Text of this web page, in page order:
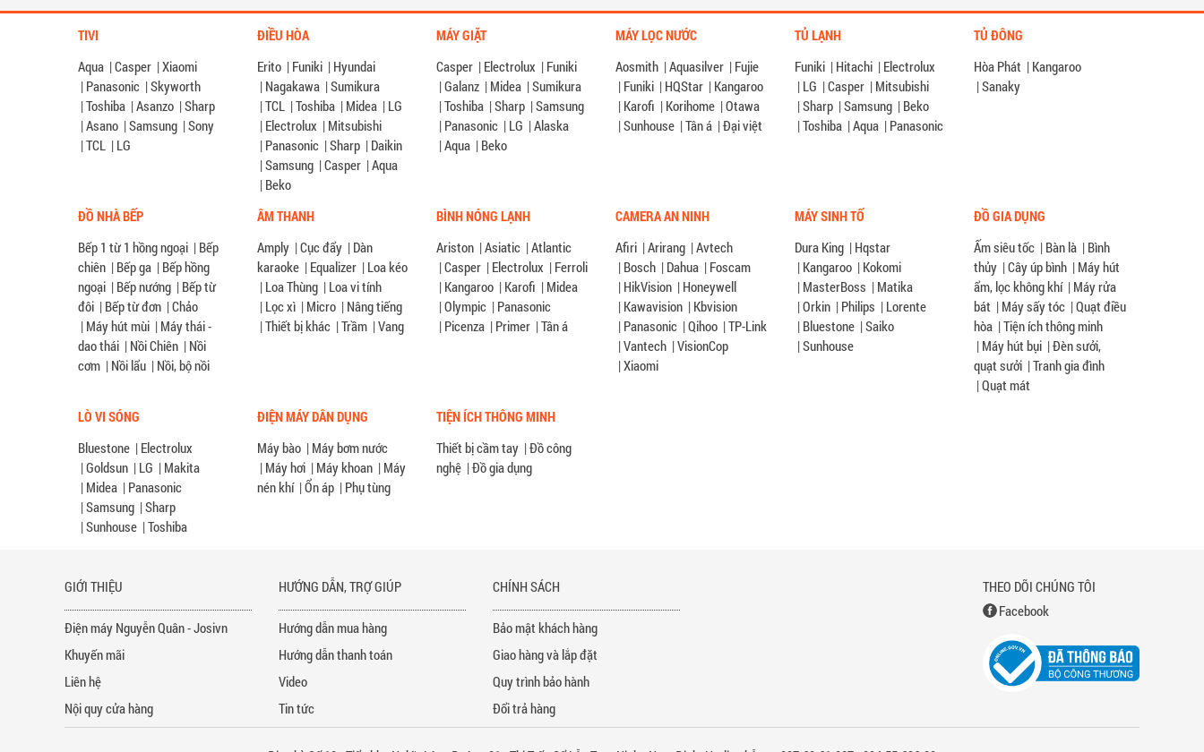
TIVI
Aqua |Casper |Xiaomi
| Panasonic |Skyworth
|Toshiba |Asanzo |Sharp
|Asano |Samsung |Sony
|TCL | LG
ĐIỀU HÒA
Erito | Funiki | Hyundai
| Nagakawa |Sumikura
|TCL |Toshiba | Midea | LG
| Electrolux | Mitsubishi
| Panasonic |Sharp | Daikin
|Samsung |Casper |Aqua
| Beko
MÁY GIẶT
Casper | Electrolux | Funiki
|Galanz | Midea |Sumikura
|Toshiba |Sharp |Samsung
| Panasonic | LG |Alaska
|Aqua | Beko
MÁY LỌC NƯỚC
Aosmith |Aquasilver | Fujie
| Funiki | HQStar | Kangaroo
| Karofi | Korihome |Otawa
|Sunhouse |Tân á |Đại việt
TỦ LẠNH
Funiki | Hitachi | Electrolux
| LG |Casper | Mitsubishi
|Sharp |Samsung | Beko
|Toshiba |Aqua | Panasonic
TỦ ĐÔNG
Hòa Phát | Kangaroo
|Sanaky
ĐỒ NHÀ BẾP
Bếp 1 từ 1 hồng ngoại | Bếp
chiên | Bếp ga | Bếp hồng
ngoại | Bếp nướng | Bếp từ
đôi | Bếp từ đơn |Chảo
| Máy hút mùi | Máy thái -
dao thái | Nồi Chiên | Nồi
cơm | Nồi lẩu | Nồi, bộ nồi
ÂM THANH
Amply |Cục đẩy | Dàn
karaoke | Equalizer | Loa kéo
| Loa Thùng | Loa vi tính
| Lọc xì | Micro | Nâng tiếng
|Thiết bị khác |Trầm |Vang
BÌNH NÓNG LẠNH
Ariston |Asiatic |Atlantic
|Casper | Electrolux | Ferroli
| Kangaroo | Karofi | Midea
|Olympic | Panasonic
| Picenza | Primer |Tân á
CAMERA AN NINH
Afiri |Arirang |Avtech
| Bosch | Dahua | Foscam
| HikVision | Honeywell
| Kawavision | Kbvision
| Panasonic |Qihoo |TP-Link
|Vantech |VisionCop
|Xiaomi
MÁY SINH TỐ
Dura King | Hqstar
| Kangaroo | Kokomi
| MasterBoss | Matika
|Orkin | Philips | Lorente
| Bluestone |Saiko
|Sunhouse
ĐỒ GIA DỤNG
Ấm siêu tốc | Bàn là | Bình
thủy |Cây úp bình | Máy hút
ẩm, lọc không khí | Máy rửa
bát | Máy sấy tóc |Quạt điều
hòa |Tiện ích thông minh
| Máy hút bụi |Đèn sưởi,
quạt sưởi |Tranh gia đình
|Quạt mát
LÒ VI SÓNG
Bluestone | Electrolux
|Goldsun | LG | Makita
| Midea | Panasonic
|Samsung |Sharp
|Sunhouse |Toshiba
ĐIỆN MÁY DÂN DỤNG
Máy bào | Máy bơm nước
| Máy hơi | Máy khoan | Máy
nén khí |Ổn áp | Phụ tùng
TIỆN ÍCH THÔNG MINH
Thiết bị cầm tay |Đồ công
nghệ |Đồ gia dụng
GIỚI THIỆU
Điện máy Nguyễn Quân - Josivn
Khuyến mãi
Liên hệ
Nội quy cửa hàng
HƯỚNG DẪN, TRỢ GIÚP
Hướng dẫn mua hàng
Hướng dẫn thanh toán
Video
Tin tức
CHÍNH SÁCH
Bảo mật khách hàng
Giao hàng và lắp đặt
Quy trình bảo hành
Đổi trả hàng
THEO DÕI CHÚNG TÔI
Facebook